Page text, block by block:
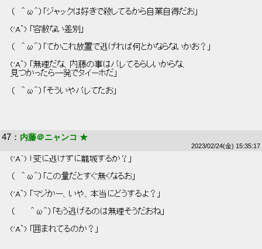
（   ＾ω＾）「ジャックは好きで殺してるから自業自得だお」
('A`) 「容赦ない差別」
（   ＾ω＾）「てかこれ放置で逃げれば何とかならないかお？」
('A`) 「無理だな、内藤の事はバレてるらしいからな、
見つかったら一発でタイーホだ」
（   ＾ω＾）「そういやバレてたお」
47 ： 内藤＠ニャンコ ★
2023/02/24(金) 15:35:17
('A`) 「変に逃げずに籠城するか？」
（   ＾ω＾）「この量だとすぐ無くなるお」
('A`) 「マジかー、いや、本当にどうするよ？」
（       ＾ω＾）「もう逃げるのは無理そうだおね」
('A`) 「囲まれてるのか？」